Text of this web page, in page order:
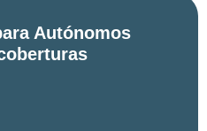
Autónomos